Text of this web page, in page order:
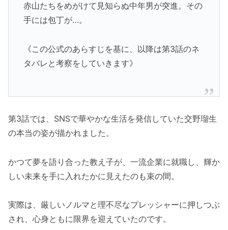
赤山たちをめがけて見知らぬ中年男が突進。その
手には包丁が…。
《この公式のあらすじを基に、以降は第3話のネ
タバレと考察をしていきます》
第3話では、SNSで華やかな生活を発信していた交野瑠生
の本当の姿が描かれました。
かつて夢を語り合った教え子が、一流企業に就職し、輝か
しい未来を手に入れたかに見えたのも束の間。
実際は、厳しいノルマと理不尽なプレッシャーに押しつぶ
され、心身ともに限界を迎えていたのです。